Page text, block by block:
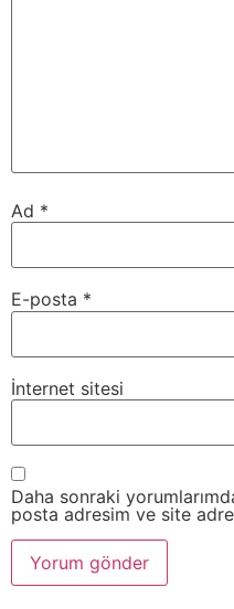
Ad *
E-posta *
İnternet sitesi
Daha sonraki
posta adresim ve site